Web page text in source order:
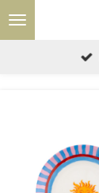
Ga
direct